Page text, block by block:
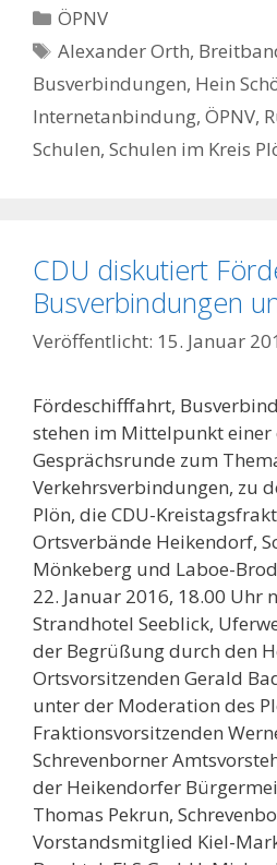
Kategorien
ÖPNV
Schlagwörter
Alexander Orth,
Busverbindungen, Hein
Internetanbindung, ÖPNV,
Schulen, Schulen im Kreis
CDU diskutiert
Busverbindungen
15. Januar
Fördeschifffahrt,
stehen im Mittelpunkt einer
Gesprächsrunde zum
Verkehrsverbindungen, zu
Plön, die CDU-
Ortsverbände Heikendorf,
Mönkeberg und Laboe-
22. Januar 2016, 18.00 Uhr
Strandhotel Seeblick,
der Begrüßung durch den
Ortsvorsitzenden Gerald
unter der Moderation des
Fraktionsvorsitzenden
Schrevenborner
der Heikendorfer
Thomas Pekrun,
Vorstandsmitglied Kiel-